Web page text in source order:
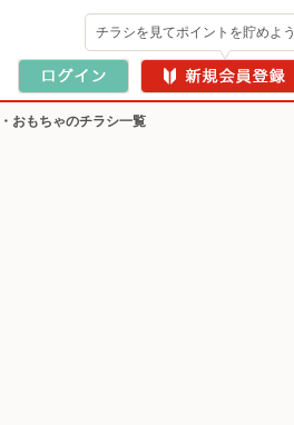
チラシを見てポイントを貯めよう
おもちゃのチラシ一覧